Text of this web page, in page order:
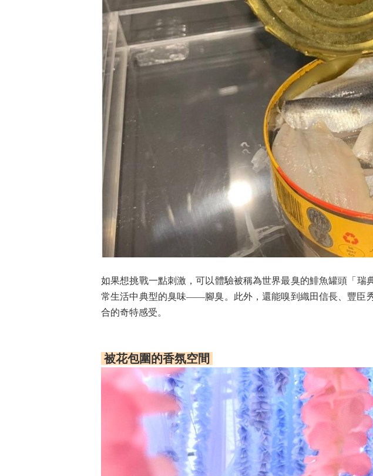
如果想挑戰一點刺激，可以體驗被稱為世界最臭的鯡魚罐頭「
常生活中典型的臭味——腳臭。此外，還能嗅到織田信長、豐臣
合的奇特感受。
被花包圍的香氛空間